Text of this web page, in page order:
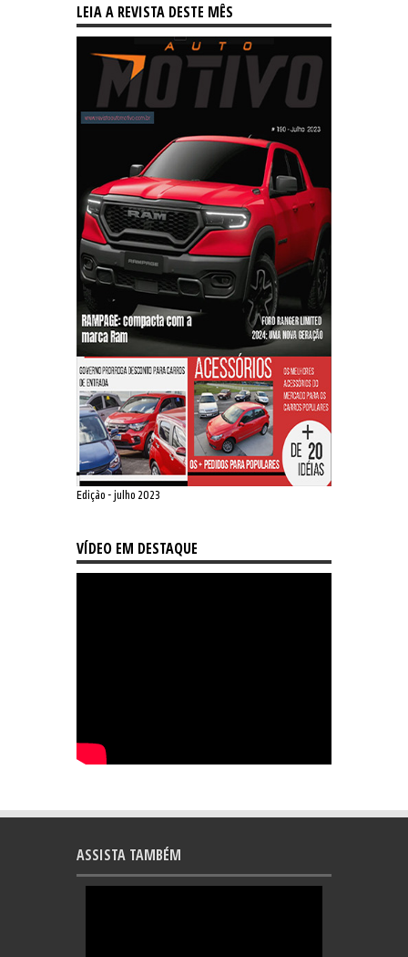
LEIA A REVISTA DESTE MÊS
Edição - julho 2023
VÍDEO EM DESTAQUE
ASSISTA TAMBÉM